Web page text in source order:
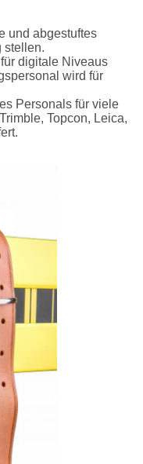
und abgestuftes
stellen.
digitale Niveaus
wird für
Personals für viele
Topcon, Leica,